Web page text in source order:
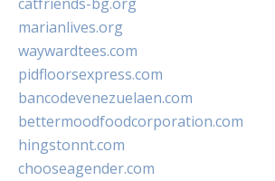
marianlives.org
waywardtees.com
pidfloorsexpress.com
bancodevenezuelaen.com
bettermoodfoodcorporation.com
hingstonnt.com
chooseagender.com